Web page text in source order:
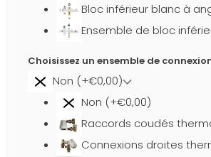
Bloc inférieur blanc à
Ensemble de bloc
Choisissez un ensemble de
Non (+€0,00)
Non (+€0,00)
Raccords coudés
Connexions droites